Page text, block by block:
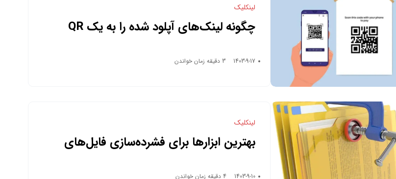
لینکلیک
چگونه لینک‌های آپلود شده را به یک QR
1403-9-17 3 دقیقه زمان خواندن
لینکلیک
بهترین ابزارها برای فشرده‌سازی فایل‌های
1403-9-10 4 دقیقه زمان خواندن